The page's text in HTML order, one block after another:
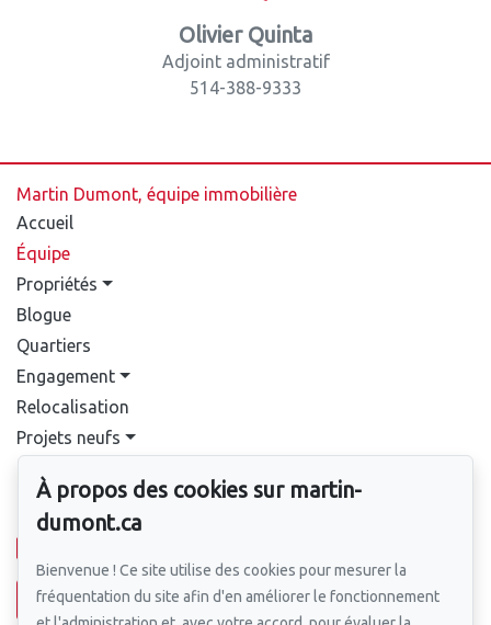
Olivier Quinta
Adjoint administratif
514-388-9333
Martin Dumont, équipe immobilière
Accueil
Équipe
Propriétés
Blogue
Quartiers
Engagement
Relocalisation
Projets neufs
Pour nous joindre
Écrivez-nous un courriel
À propos des cookies sur martin-
dumont.ca
Bienvenue ! Ce site utilise des cookies pour mesurer la
fréquentation du site afin d'en améliorer le fonctionnement